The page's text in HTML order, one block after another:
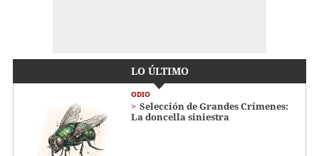
LO ÚLTIMO
ODIO
Selección de Grandes Crímenes:
La doncella siniestra